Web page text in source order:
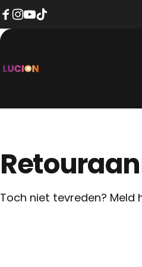
Skip to content
Lucion Lights
Retour
Toch niet tevreden? Meld